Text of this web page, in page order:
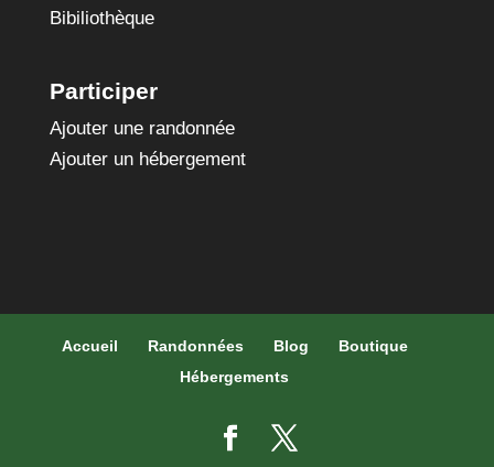
Bibiliothèque
Participer
Ajouter une randonnée
Ajouter un hébergement
Accueil Randonnées Blog
Boutique
Hébergements